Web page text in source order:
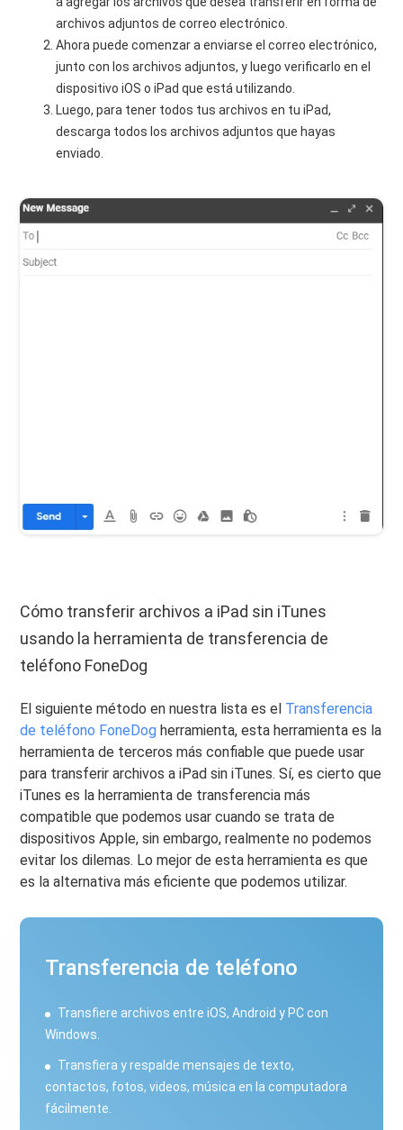
archivos adjuntos de correo electrónico.
Ahora puede comenzar a enviarse el correo electrónico,
junto con los archivos adjuntos, y luego verificarlo en el
dispositivo iOS o iPad que está utilizando.
Luego, para tener todos tus archivos en tu iPad,
descarga todos los archivos adjuntos que hayas
enviado.
Cómo transferir archivos a iPad sin iTunes
usando la herramienta de transferencia de
teléfono FoneDog
El siguiente método en nuestra lista es el Transferencia
de teléfono FoneDog herramienta, esta herramienta es la
herramienta de terceros más confiable que puede usar
para transferir archivos a iPad sin iTunes. Sí, es cierto que
iTunes es la herramienta de transferencia más
compatible que podemos usar cuando se trata de
dispositivos Apple, sin embargo, realmente no podemos
evitar los dilemas. Lo mejor de esta herramienta es que
es la alternativa más eficiente que podemos utilizar.
Transferencia de teléfono
Transfiere archivos entre iOS, Android y PC con
Windows.
Transfiera y respalde mensajes de texto,
contactos, fotos, videos, música en la computadora
fácilmente.